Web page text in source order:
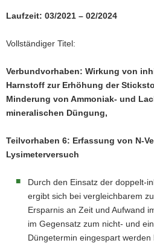
a
i
a
t
i
o
Laufzeit: 03/2021 – 02/2024
Vollständiger Titel:
Verbundvorhaben: Wirkung von
Harnstoff zur Erhöhung der
Minderung von Ammoniak- und
mineralischen Düngung,
Teilvorhaben 6: Erfassung von N-
Lysimeterversuch
Durch den Einsatz der doppelt-
ergibt sich bei vergleichbarem
Ersparnis an Zeit und Aufwand
im Gegensatz zum nicht- und
Düngetermin eingespart werden